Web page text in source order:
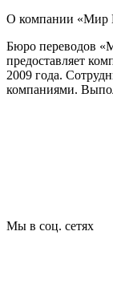
О компании «Мир
Бюро переводов
предоставляет
2009 года.
компаниями.
Мы в соц. сетях